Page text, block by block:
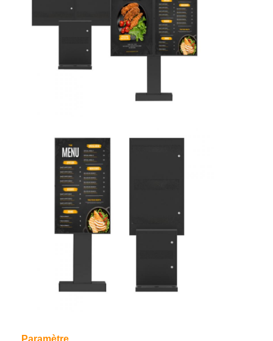
Produits
Contactez-nous
Nouvelles
Discuter Maintenant
Affichage d'affichage à cristaux liquides de fenêtre
double écran dégrossi d'affichage à cristaux liquides
Paramètre